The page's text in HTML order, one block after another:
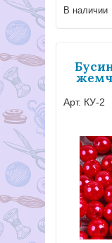
В наличии
Арт. КУ-2